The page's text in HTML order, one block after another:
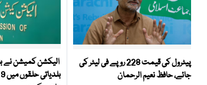
پیٹرول کی قیمت 228 روپے فی لیٹر کی
جائے، حافظ نعیم الرحمان